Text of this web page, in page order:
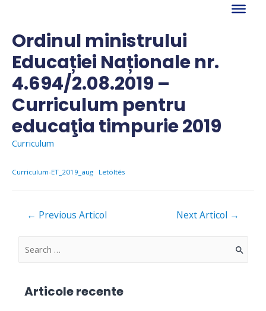
contentOrdinul ministrului
Educației Naționale nr.
4.694/2.08.2019 –
Curriculum pentru
educaţia timpurie 2019
Curriculum
Curriculum-ET_2019_aug Letöltés
Navigare
← Previous Articol Next Articol →
S
Articole recente